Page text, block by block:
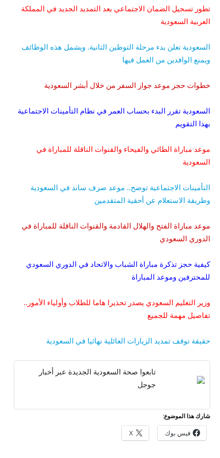
تطور تسجيل الضمان الاجتماعي بعد التمديد الجديد في المملكة
العربية السعودية
السعودية تعلن بدء مرحلة التوطين الثانية. ويشمل هذه الوظائف
ويمنع الوافدين من العمل فيها
خطوات حجز موعد جواز السفر من خلال أبشر السعودية
السعودية تقرر البدء بحساب العمر في نظام التأمينات الاجتماعية
بهذا التقويم
موعد مباراة الطائي والفيحاء والقنوات الناقلة للمباراة في
السعودية
التأمينات الاجتماعية توضح.. موعد صرف ساند في السعودية
وطريقة الاستعلام عن أحقية المتقدمين
موعد مباراة الفتح والهلال القادمة والقنوات الناقلة للمباراة في
الدوري السعودي
كيفية حجز تذكرة مباراة الشباب والاتحاد في الدوري السعودي
للمحترفين وموعد المباراة
وزير التعليم السعودي يصدر تحذيرا هاما للطلاب وأولياء الأمور..
تفاصيل مهمة للجميع
حقيقة توقف تمديد الزيارات العائلية نهائيا في السعودية
تابعوا صحة السعودية الجديدة عبر أخبار
جوجل
شارك هذا الموضوع:
فيس بوك X